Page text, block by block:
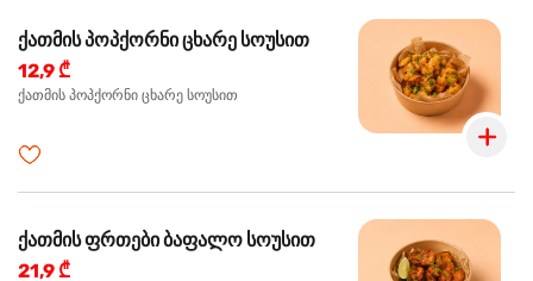
ქათმის პოპქორნი ცხარე სოუსით
12,9 ₾
ქათმის პოპქორნი ცხარე სოუსით
ქათმის ფრთები ბაფალო სოუსით
21,9 ₾